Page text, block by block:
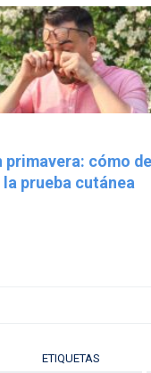
primavera: cómo
prueba cutánea
ETIQUETAS